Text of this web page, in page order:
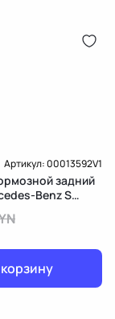
Артикул:00013592V1
задний
Benz S